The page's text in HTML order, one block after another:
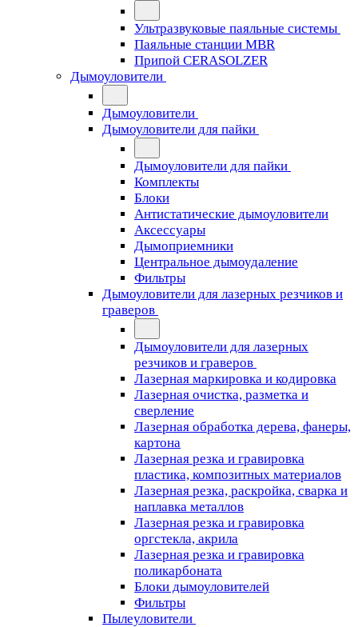
Ультразвуковые паяльные системы
Паяльные станции MBR
Припой CERASOLZER
Дымоуловители
Дымоуловители
Дымоуловители для пайки
Дымоуловители для пайки
Комплекты
Блоки
Антистатические дымоуловители
Аксессуары
Дымоприемники
Центральное дымоудаление
Фильтры
Дымоуловители для лазерных резчиков и
граверов
Дымоуловители для лазерных
резчиков и граверов
Лазерная маркировка и кодировка
Лазерная очистка, разметка и
сверление
Лазерная обработка дерева, фанеры,
картона
Лазерная резка и гравировка
пластика, композитных материалов
Лазерная резка, раскройка, сварка и
наплавка металлов
Лазерная резка и гравировка
оргстекла, акрила
Лазерная резка и гравировка
поликарбоната
Блоки дымоуловителей
Фильтры
Пылеуловители